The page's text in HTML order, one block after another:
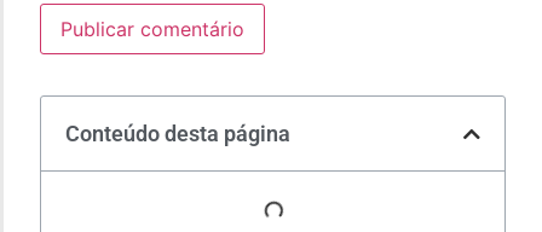
Conteúdo desta página